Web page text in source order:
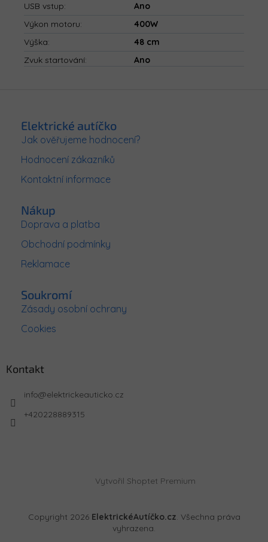
USB vstup:
Ano
Výkon motoru:
400W
Výška:
48 cm
Zvuk startování: Ano
Elektrické autíčko
Jak ověřujeme hodnocení?
Hodnocení zákazníků
Kontaktní informace
Nákup
Doprava a platba
Obchodní podmínky
Reklamace
Soukromí
Zásady osobní ochrany
Cookies
Kontakt
info@elektrickeauticko.cz
+420228889315
Vytvořil Shoptet Premium
Copyright 2026 ElektrickéAutíčko.cz. Všechna práva
vyhrazena.